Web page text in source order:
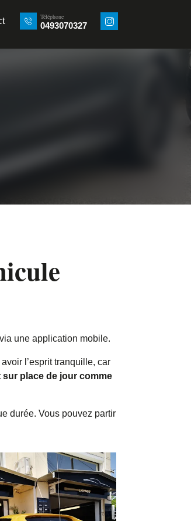
Téléphone
0493070327
une application mobile.
l’esprit tranquille, car
place de jour comme
durée. Vous pouvez partir